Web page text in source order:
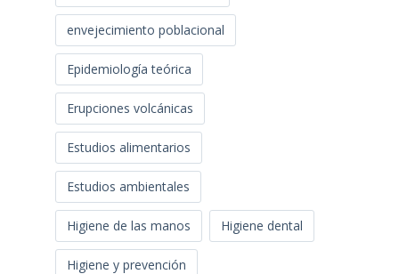
envejecimiento poblacional
Epidemiología teórica
Erupciones volcánicas
Estudios alimentarios
Estudios ambientales
Higiene de las manos Higiene dental
Higiene y prevención